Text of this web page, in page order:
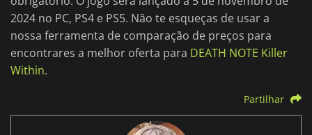
2024 no PC, PS4 e PS5. Não te esqueças de usar a
nossa ferramenta de comparação de preços para
encontrares a melhor oferta para DEATH NOTE Killer
Within.
Partilhar